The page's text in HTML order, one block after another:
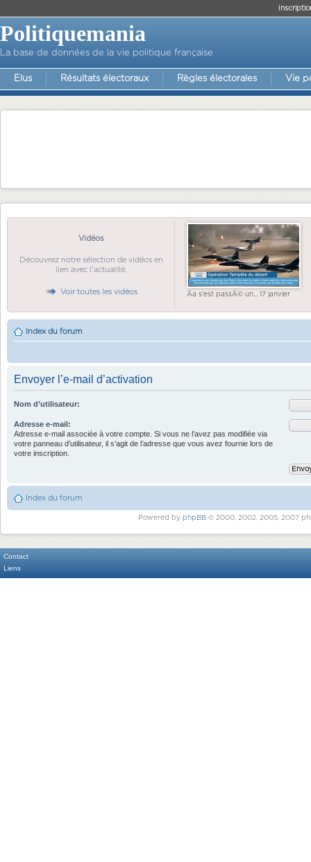
Politiquemania
La base de données de la vie politique française
Elus Résultats électoraux Règles électorales Vie
Vidéos
Découvrez notre sélection de vidéos en
lien avec l'actualité.
Voir toutes les vidéos Ãa s'est passÃ© un... 17 janvier
Index du forum
Envoyer l’e-mail d’activation
Nom d’utilisateur:
Adresse e-mail:
Adresse e-mail associée à votre compte. Si vous ne l’avez pas modifiée via
votre panneau d’utilisateur, il s’agit de l’adresse que vous avez fournie lors de
votre inscription.
Index du forum
Powered by phpBB© 2000, 2002, 2005, 2007
Contact
Liens